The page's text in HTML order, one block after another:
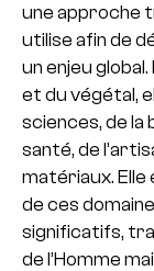
une approche
utilise afin de
un enjeu
et du végétal,
sciences, de la
santé, de
matériaux. Elle
de ces
significatifs,
de l’Homme